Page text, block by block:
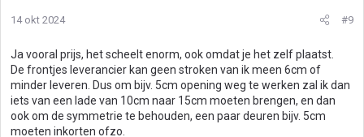
14 okt 2024 #9
Ja vooral prijs, het scheelt enorm, ook omdat je het zelf plaatst.
De frontjes leverancier kan geen stroken van ik meen 6cm of
minder leveren. Dus om bijv. 5cm opening weg te werken zal ik dan
iets van een lade van 10cm naar 15cm moeten brengen, en dan
ook om de symmetrie te behouden, een paar deuren bijv. 5cm
moeten inkorten ofzo.